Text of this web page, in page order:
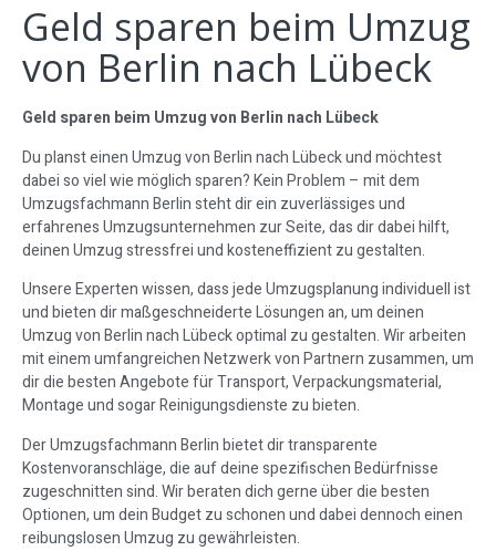
Geld sparen beim Umzug
von Berlin nach Lübeck
Geld sparen beim Umzug von Berlin nach Lübeck
Du planst einen Umzug von Berlin nach Lübeck und möchtest
dabei so viel wie möglich sparen? Kein Problem – mit dem
Umzugsfachmann Berlin steht dir ein zuverlässiges und
erfahrenes Umzugsunternehmen zur Seite, das dir dabei hilft,
deinen Umzug stressfrei und kosteneffizient zu gestalten.
Unsere Experten wissen, dass jede Umzugsplanung individuell ist
und bieten dir maßgeschneiderte Lösungen an, um deinen
Umzug von Berlin nach Lübeck optimal zu gestalten. Wir arbeiten
mit einem umfangreichen Netzwerk von Partnern zusammen, um
dir die besten Angebote für Transport, Verpackungsmaterial,
Montage und sogar Reinigungsdienste zu bieten.
Der Umzugsfachmann Berlin bietet dir transparente
Kostenvoranschläge, die auf deine spezifischen Bedürfnisse
zugeschnitten sind. Wir beraten dich gerne über die besten
Optionen, um dein Budget zu schonen und dabei dennoch einen
reibungslosen Umzug zu gewährleisten.